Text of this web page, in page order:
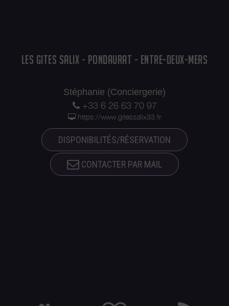
LES GITES SALIX - PONDAURAT - ENTRE-DEUX-MERS
Stéphanie (Conciergerie)
+33 6 26 63 70 97
https://www.gitessalix33.fr
DISPONIBILITÉS/RÉSERVATION
CONTACTER PAR MAIL